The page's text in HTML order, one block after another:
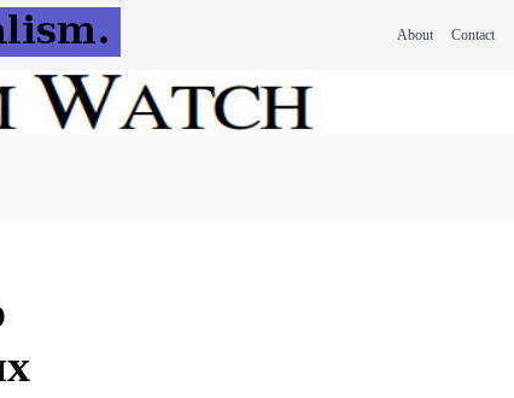
About Contact